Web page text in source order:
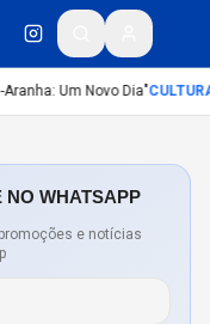
Um Novo Dia"CULTURA:
NO WHATSAPP
e notícias